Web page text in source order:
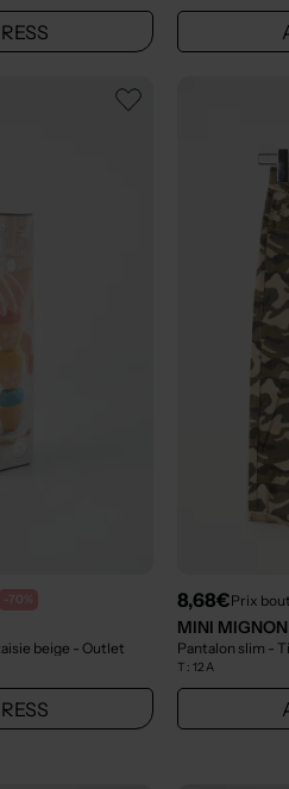
-70%
beige - Outlet
8,68€Prix
MINI MIGNON
Pantalon slim -
T : 12 A